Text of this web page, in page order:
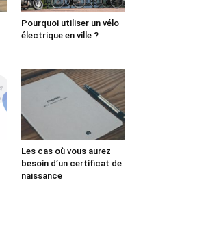
Pourquoi utiliser un vélo
électrique en ville ?
Les cas où vous aurez
besoin d’un certificat de
naissance